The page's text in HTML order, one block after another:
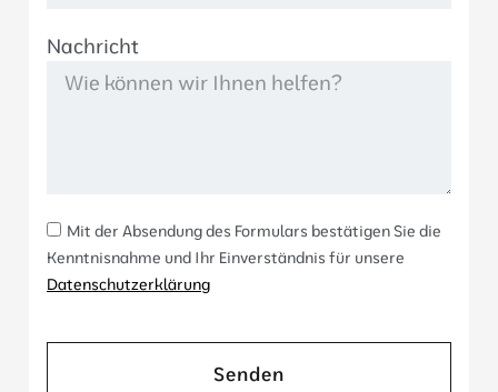
Nachricht
Mit der Absendung des Formulars bestätigen Sie die
Kenntnisnahme und Ihr Einverständnis für unsere
Datenschutzerklärung
Senden